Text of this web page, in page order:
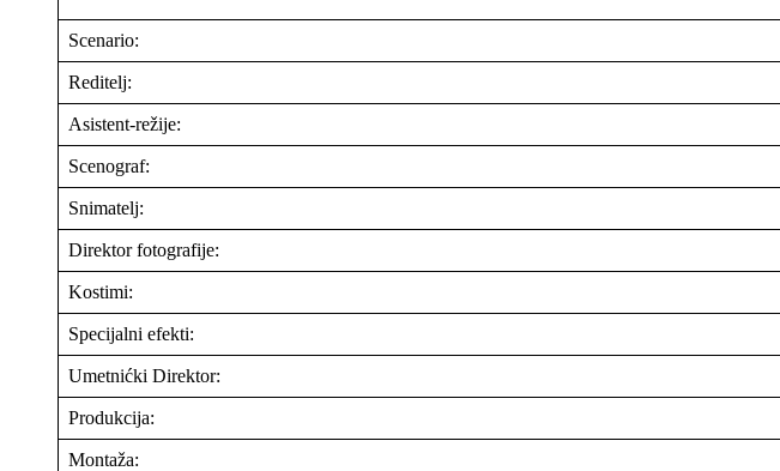
Scenario:
Reditelj:
Asistent-režije:
Scenograf:
Snimatelj:
Direktor fotografije:
Kostimi:
Specijalni efekti:
Umetnićki Direktor:
Produkcija:
Montaža: